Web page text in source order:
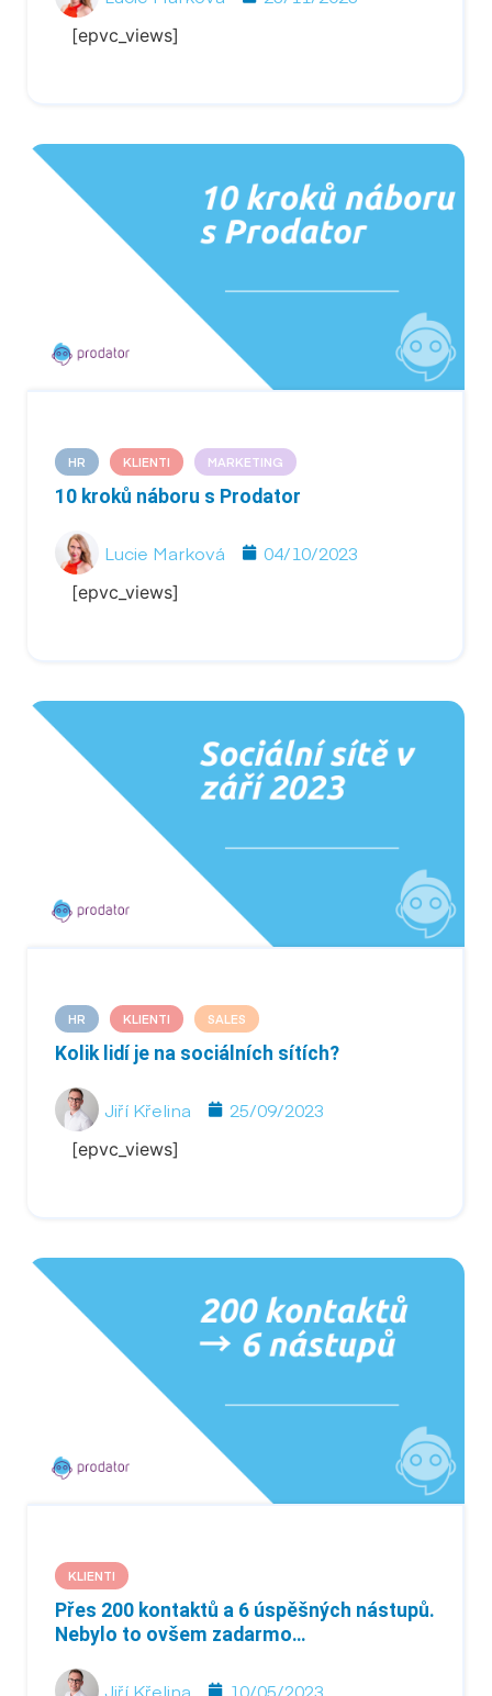
[epvc_views]
HR KLIENTI MARKETING
10 kroků náboru s Prodator
Lucie Marková 04/10/2023
[epvc_views]
HR KLIENTI SALES
Kolik lidí je na sociálních sítích?
Jiří Křelina 25/09/2023
[epvc_views]
KLIENTI
Přes 200 kontaktů a 6 úspěšných nástupů.
Nebylo to ovšem zadarmo…
Jiří Křelina 10/05/2023